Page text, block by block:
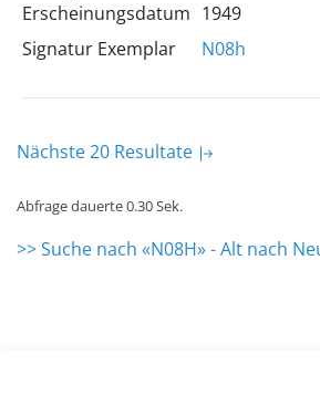
Erscheinungsdatum 1949
Signatur Exemplar
N08h
Nächste 20 Resultate
Abfrage dauerte 0.30 Sek.
>> Suche nach «N08H» - Alt nach